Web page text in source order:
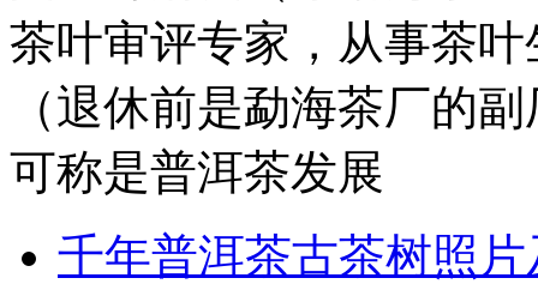
茶叶审评专家，从事茶
（退休前是勐海茶厂的
可称是普洱茶发展
千年普洱茶古茶树照